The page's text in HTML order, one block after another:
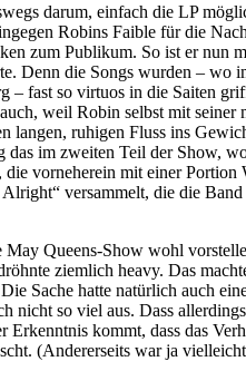
darum, einfach die LP
Robins Faible für die
zum Publikum. So ist er nun
Denn die Songs wurden – wo
– fast so virtuos in die Saiten
weil Robin selbst mit seiner
langen, ruhigen Fluss ins
das im zweiten Teil der Show,
vorneherein mit einer
versammelt, die die
May Queens-Show wohl
ziemlich heavy. Das
Sache hatte natürlich auch
nicht so viel aus. Dass
kommt, dass das
(Andererseits war ja